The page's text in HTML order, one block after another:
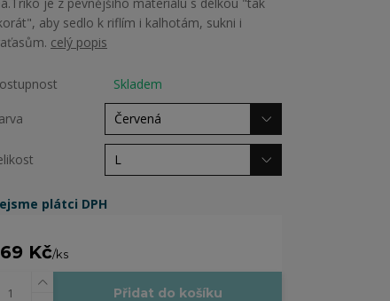
aby sedlo k riflím i kalhotám, sukni i
celý popis
Skladem
plátci DPH
Kč/ks
Přidat do košíku